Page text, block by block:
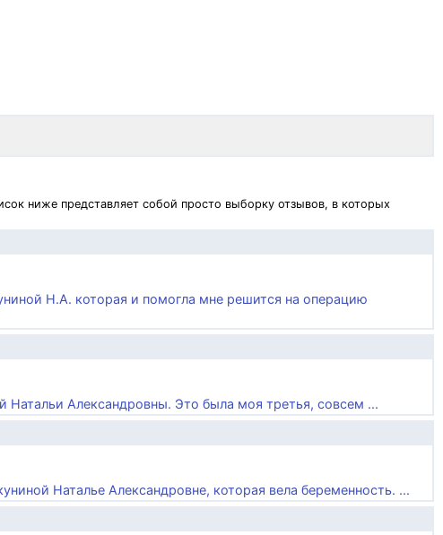
ниже представляет собой просто выборку отзывов, в которых
Н.А. которая и помогла мне решится на операцию
Натальи Александровны. Это была моя третья, совсем ...
Наталье Александровне, которая вела беременность. ...